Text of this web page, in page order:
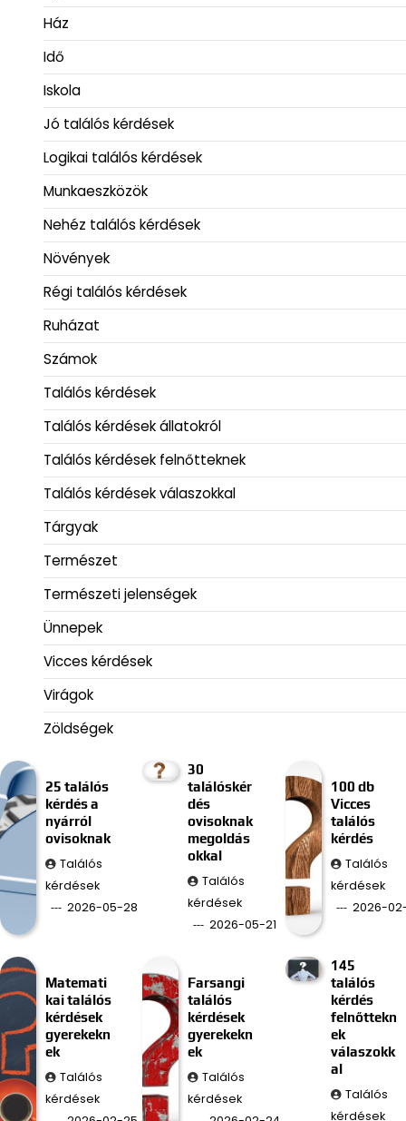
Ház
Idő
Iskola
Jó találós kérdések
Logikai találós kérdések
Munkaeszközök
Nehéz találós kérdések
Növények
Régi találós kérdések
Ruházat
Számok
Találós kérdések
Találós kérdések állatokról
Találós kérdések felnőtteknek
Találós kérdések válaszokkal
Tárgyak
Természet
Természeti jelenségek
Ünnepek
Vicces kérdések
Virágok
Zöldségek
25 találós
kérdés a
nyárról
ovisoknak
Találós
kérdések
2026-05-28
30
találóskér
dés
ovisoknak
megoldás
okkal
Találós
kérdések
2026-05-21
100 db
Vicces
találós
kérdés
Találós
kérdések
2026-
Matemati
kai találós
kérdések
gyerekekn
ek
Találós
kérdések
Farsangi
találós
kérdések
gyerekekn
ek
Találós
kérdések
145
találós
kérdés
felnőttekn
ek
válaszokk
al
Találós
kérdések